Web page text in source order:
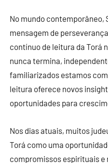
No mundo contemporâneo,
mensagem de
contínuo de leitura da Torá
nunca termina,
familiarizados estamos
leitura oferece novos
oportunidades para
Nos dias atuais, muitos
Torá como uma
compromissos espirituais e